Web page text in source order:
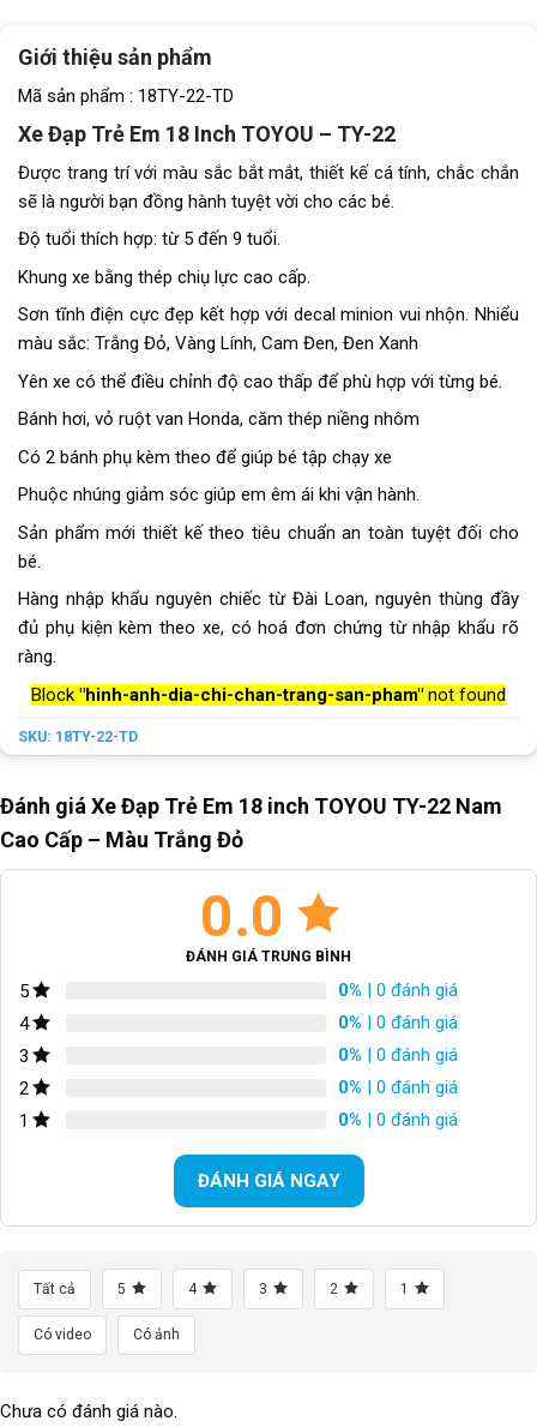
Giới thiệu sản phẩm
Mã sản phẩm : 18TY-22-TD
Xe Đạp Trẻ Em 18 Inch TOYOU – TY-22
Được trang trí với màu sắc bắt mắt, thiết kế cá tính, chắc chắn
sẽ là người bạn đồng hành tuyệt vời cho các bé.
Độ tuổi thích hợp: từ 5 đến 9 tuổi.
Khung xe bằng thép chiụ lực cao cấp.
Sơn tĩnh điện cực đẹp kết hợp với decal minion vui nhộn. Nhiểu
màu sắc: Trắng Đỏ, Vàng Lính, Cam Đen, Đen Xanh
Yên xe có thể điều chỉnh độ cao thấp để phù hợp với từng bé.
Bánh hơi, vỏ ruột van Honda, căm thép niềng nhôm
Có 2 bánh phụ kèm theo để giúp bé tập chạy xe
Phuộc nhúng giảm sóc giúp em êm ái khi vận hành.
Sản phẩm mới thiết kế theo tiêu chuẩn an toàn tuyệt đối cho
bé.
Hàng nhập khẩu nguyên chiếc từ Đài Loan, nguyên thùng đầy
đủ phụ kiện kèm theo xe, có hoá đơn chứng từ nhập khẩu rõ
ràng.
Block "hinh-anh-dia-chi-chan-trang-san-pham" not found
SKU: 18TY-22-TD
Đánh giá Xe Đạp Trẻ Em 18 inch TOYOU TY-22 Nam
Cao Cấp – Màu Trắng Đỏ
0.0
ĐÁNH GIÁ TRUNG BÌNH
5 0% | 0 đánh giá
4
0% | 0 đánh giá
3
0% | 0 đánh giá
2
0% | 0 đánh giá
1
0% | 0 đánh giá
ĐÁNH GIÁ NGAY
Tất cả 5 4 3 2 1
Có video Có ảnh
Chưa có đánh giá nào.